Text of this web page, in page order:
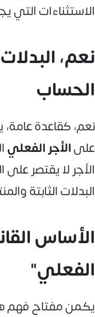
الاستثناءات التي
نعم،
الحساب
نعم، كقاعدة عامة،
علىالأجر الفعلي
الأجر لا يقتصر
البدلات الثابتة
الأساس
الفعلي"
يكمن مفتاح فهم